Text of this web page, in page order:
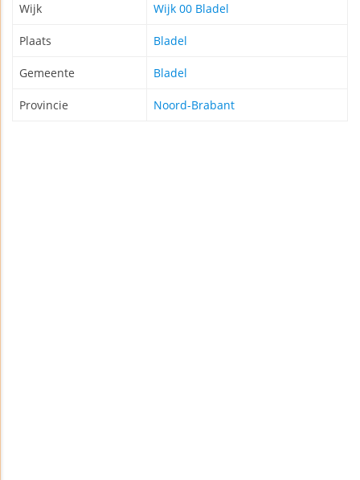
Wijk Wijk 00 Bladel
Plaats Bladel
Gemeente Bladel
Provincie Noord-Brabant